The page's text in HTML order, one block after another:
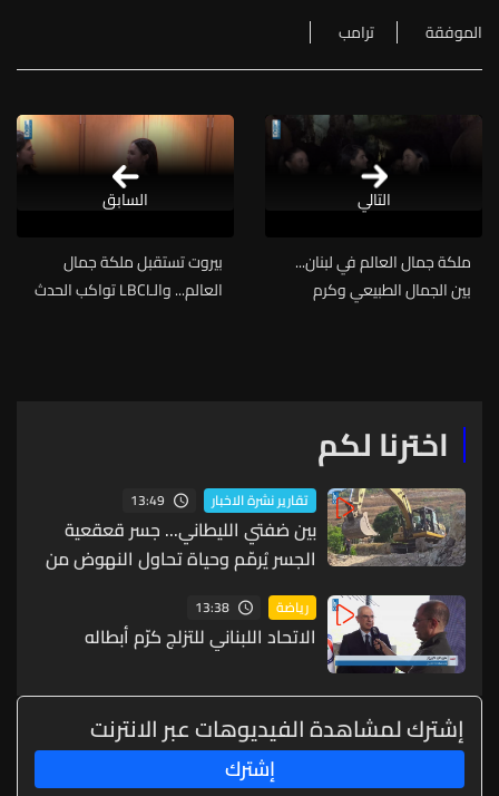
الموفقة
ترامب
التالي
ملكة جمال العالم في لبنان...
بين الجمال الطبيعي وكرم
بيروت تستقبل ملكة جمال
العالم... والـLBCI تواكب الحدث
السابق
اخترنا لكم
تقارير نشرة الاخبار 13:49
بين ضفتي الليطاني... جسر قعقعية
الجسر يُرمّم وحياة تحاول النهوض من
جديد
رياضة 13:38
الاتحاد اللبناني للتزلج كرّم أبطاله
إشترك لمشاهدة الفيديوهات عبر الانترنت
إشترك